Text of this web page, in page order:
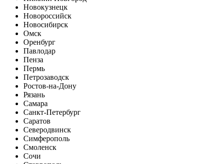
Новокузнецк
Новороссийск
Новосибирск
Омск
Оренбург
Павлодар
Пенза
Пермь
Петрозаводск
Ростов-на-Дону
Рязань
Самара
Санкт-Петербург
Саратов
Северодвинск
Симферополь
Смоленск
Сочи